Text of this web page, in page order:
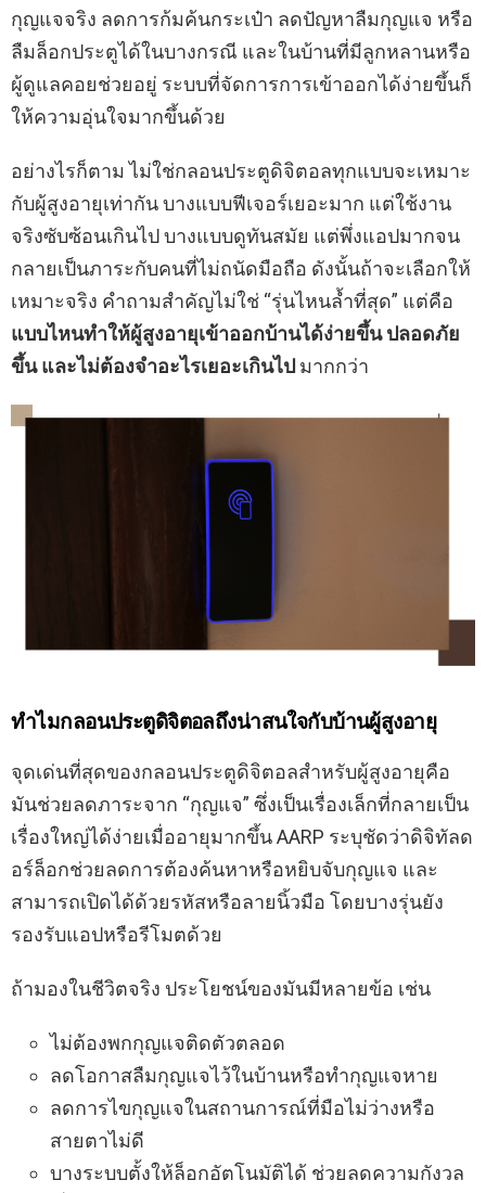
กุญแจจริง ลดการก้มค้นกระเป๋า ลดปัญหาลืมกุญแจ หรือ
ลืมล็อกประตูได้ในบางกรณี และในบ้านที่มีลูกหลานหรือ
ผู้ดูแลคอยช่วยอยู่ ระบบที่จัดการการเข้าออกได้ง่ายขึ้นก็
ให้ความอุ่นใจมากขึ้นด้วย
อย่างไรก็ตาม ไม่ใช่กลอนประตูดิจิตอลทุกแบบจะเหมาะ
กับผู้สูงอายุเท่ากัน บางแบบฟีเจอร์เยอะมาก แต่ใช้งาน
จริงซับซ้อนเกินไป บางแบบดูทันสมัย แต่พึ่งแอปมากจน
กลายเป็นภาระกับคนที่ไม่ถนัดมือถือ ดังนั้นถ้าจะเลือกให้
เหมาะจริง คำถามสำคัญไม่ใช่ “รุ่นไหนล้ำที่สุด” แต่คือ
แบบไหนทำให้ผู้สูงอายุเข้าออกบ้านได้ง่ายขึ้น ปลอดภัย
ขึ้น และไม่ต้องจำอะไรเยอะเกินไป มากกว่า
ทำไมกลอนประตูดิจิตอลถึงน่าสนใจกับบ้านผู้สูงอายุ
จุดเด่นที่สุดของกลอนประตูดิจิตอลสำหรับผู้สูงอายุคือ
มันช่วยลดภาระจาก “กุญแจ” ซึ่งเป็นเรื่องเล็กที่กลายเป็น
เรื่องใหญ่ได้ง่ายเมื่ออายุมากขึ้น AARP ระบุชัดว่าดิจิทัลด
อร์ล็อกช่วยลดการต้องค้นหาหรือหยิบจับกุญแจ และ
สามารถเปิดได้ด้วยรหัสหรือลายนิ้วมือ โดยบางรุ่นยัง
รองรับแอปหรือรีโมตด้วย
ถ้ามองในชีวิตจริง ประโยชน์ของมันมีหลายข้อ เช่น
ไม่ต้องพกกุญแจติดตัวตลอด
ลดโอกาสลืมกุญแจไว้ในบ้านหรือทำกุญแจหาย
ลดการไขกุญแจในสถานการณ์ที่มือไม่ว่างหรือ
สายตาไม่ดี
บางระบบตั้งให้ล็อกอัตโนมัติได้ ช่วยลดความกังวล